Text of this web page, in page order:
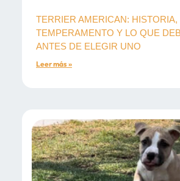
TERRIER AMERICAN: HISTORIA,
TEMPERAMENTO Y LO QUE
ANTES DE ELEGIR UNO
Leer más »